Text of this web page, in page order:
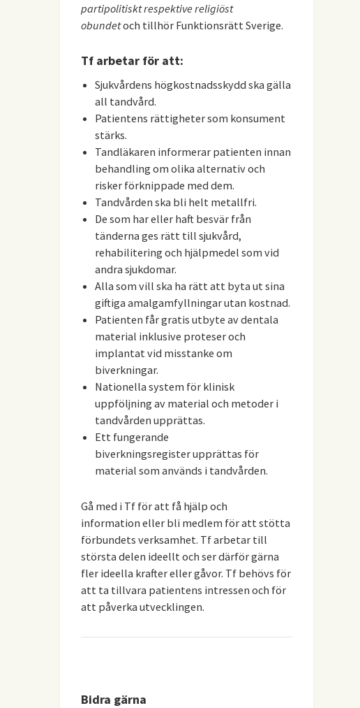
partipolitiskt respektive religiöst
obundetoch tillhör Funktionsrätt Sverige.
Tf arbetar för att:
Sjukvårdens högkostnadsskydd ska gälla
all tandvård.
Patientens rättigheter som konsument
stärks.
Tandläkaren informerar patienten innan
behandling om olika alternativ och
risker förknippade med dem.
Tandvården ska bli helt metallfri.
De som har eller haft besvär från
tänderna ges rätt till sjukvård,
rehabilitering och hjälpmedel som vid
andra sjukdomar.
Alla som vill ska ha rätt att byta ut sina
giftiga amalgamfyllningar utan kostnad.
Patienten får gratis utbyte av dentala
material inklusive proteser och
implantat vid misstanke om
biverkningar.
Nationella system för klinisk
uppföljning av material och metoder i
tandvården upprättas.
Ett fungerande
biverkningsregister upprättas för
material som används i tandvården.
Gå med i Tf för att få hjälp och
information eller bli medlem för att stötta
förbundets verksamhet. Tf arbetar till
största delen ideellt och ser därför gärna
fler ideella krafter eller gåvor. Tf behövs för
att ta tillvara patientens intressen och för
att påverka utvecklingen.
Bidra gärna